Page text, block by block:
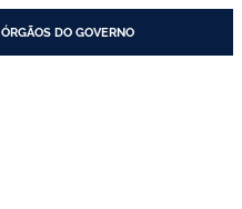
ÓRGÃOS DO GOVERNO